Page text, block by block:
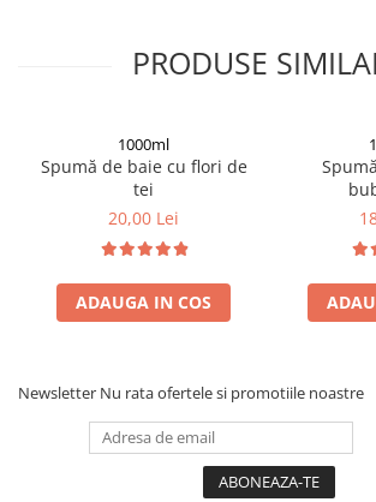
PRODUSE
1000ml
Spumă de baie cu flori de
tei
20,00 Lei
ADAUGA IN COS
Newsletter Nu rata ofertele si promotiile noastre